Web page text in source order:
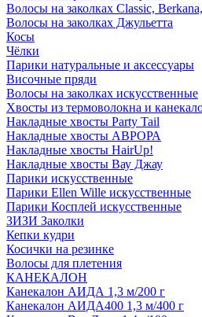
Волосы на заколках Classic,
Волосы на заколках Джульетта
Косы
Чёлки
Парики натуральные и аксессуары
Височные пряди
Волосы на заколках искусственные
Хвосты из термоволокна и
Накладные хвосты Party Tail
Накладные хвосты АВРОРА
Накладные хвосты HairUp!
Накладные хвосты Вау Джау
Парики искусственные
Парики Ellen Wille искусственные
Парики Косплей искусственные
ЗИЗИ Заколки
Кепки кудри
Косички на резинке
Волосы для плетения
КАНЕКАЛОН
Канекалон АИДА 1,3 м/200 г
Канекалон АИДА400 1,3 м/400 г